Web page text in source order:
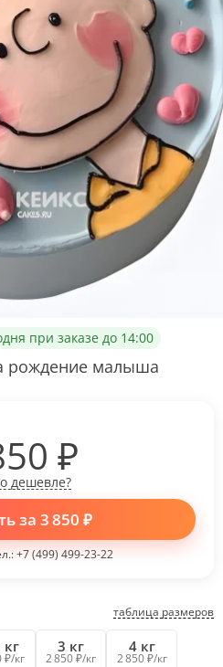
при заказе до 14:00
рождение малыша
таблица размеров
кг
₽/кг
3 кг
2 850 ₽/кг
4 кг
2 850 ₽/кг
₽
дешевле?
за 3 850 ₽
+7 (499) 499-23-22